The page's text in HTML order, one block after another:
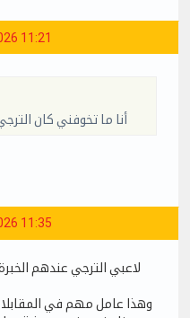
11:21
أنا ما تخوفني كان
11:35
لاعبي الترجي عندهم
وهذا عامل مهم في